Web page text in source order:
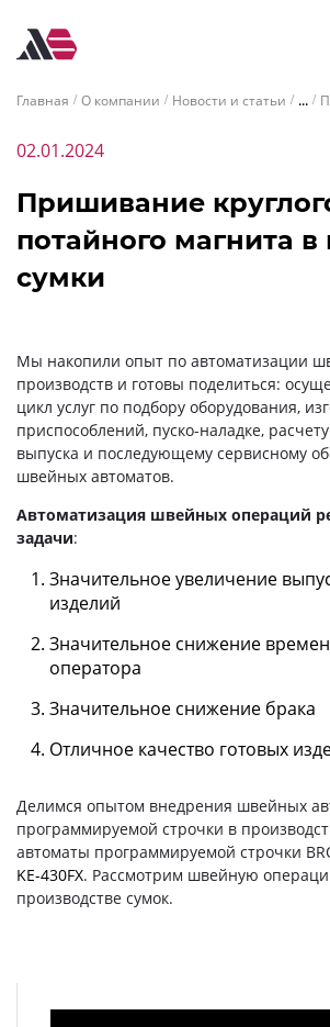
Главная О компании Новости и статьи ...
02.01.2024
Пришивание
потайного магнита
сумки
Мы накопили опыт по автоматизации
производств и готовы поделиться:
цикл услуг по подбору оборудования,
приспособлений, пуско-наладке,
выпуска и последующему сервисному
швейных автоматов.
Автоматизация швейных операций
задачи:
Значительное увеличение
изделий
Значительное снижение
оператора
Значительное снижение брака
Отличное качество готовых
Делимся опытом внедрения швейных
программируемой строчки в
автоматы программируемой строчки
KE-430FX. Рассмотрим швейную
производстве сумок.